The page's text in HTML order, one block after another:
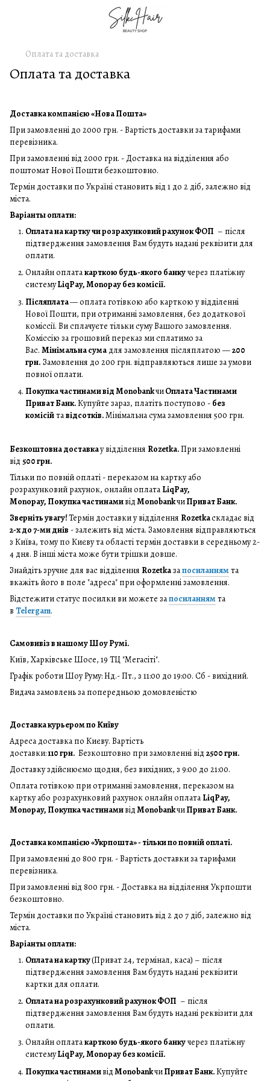
Оплата та доставка
Оплата та доставка
Доставка компанією «Нова Пошта»
При замовленні до 2000 грн. - Вартість доставки за тарифами
перевізника.
При замовленні від 2000 грн. - Доставка на відділення або
поштомат Нової Пошти безкоштовно.
Термін доставки по Україні становить від 1 до 2 діб, залежно від
міста.
Варіанты оплати:
Оплата на картку чи розрахунковий рахунок ФОП – після
підтвердження замовлення Вам будуть надані реквізити для
оплати.
Онлайн оплатакарткою будь-якого банкучерез платіжну
системуLiqPay, Monopay без комісії.
Післяплата— оплата готівкою або карткою у відділенні
Нової Пошти, при отриманні замовлення, без додаткової
коміссії. Ви сплачуєте тільки суму Вашого замовлення.
Коміссію за грошовий переказ ми сплатимо за
Вас. Мінімальна сума для замовлення післяплатою —200
грн. Замовлення до 200 грн. відправляються лише за умови
повної оплати.
Покупка частинами від MonobankчиОплата Частинами
Приват Банк.Купуйте зараз, платіть поступово - без
комісійтавідсотків.Мінімальна сума замовлення 500 грн.
Безкоштовна доставкау відділення Rozetka.При замовленні
від 500 грн.
Тільки по повній оплаті - переказом на картку або
розрахунковий рахунок, онлайн оплата LiqPay,
Monopay, Покупка частинамивідMonobankчиПриват Банк.
Зверніть увагу!Термін доставки у відділення Rozetkaскладає від
2-х до 7-ми днів - залежить від міста. Замовлення відправляються
з Київа, тому по Києву та області термін доставки в середньому 2-
4 дня. В інші міста може бути трішки довше.
Знайдіть зручне для вас відділення Rozetkaзапосиланнямта
вкажіть його в поле "адреса" при оформленні замовлення.
Відстежити статус посилки ви можете запосиланнямта
в Telergam.
Самовивіз в нашому Шоу Румі.
Київ, Харківське Шосе, 19 ТЦ "Мегасіті".
Графік роботи Шоу Руму: Нд.- Пт., з 11:00 до 19:00. Сб - вихідний.
Видача замовлень за попередньою домовленістю
Доставка курьером по Київу
Адреса доставка по Києву. Вартість
доставки:110 грн. Безкоштовно при замовленні від 2500 грн.
Доставку здійснюємо щодня, без вихідних, з 9:00 до 21:00.
Оплата готівкою при отриманні замовлення, переказом на
картку або розрахунковий рахунок онлайн оплата LiqPay,
Monopay, Покупка частинамивідMonobankчиПриват Банк.
Доставка компанією «Укрпошта» - тільки по повній оплаті.
При замовленні до 800 грн. - Вартість доставки за тарифами
перевізника.
При замовленні від 800 грн. - Доставка на відділення Укрпошти
безкоштовно.
Термін доставки по Україні становить від 2 до 7 діб, залежно від
міста.
Варіанты оплати:
Оплата на картку(Приват 24, термінал, каса) – після
підтвердження замовлення Вам будуть надані реквізити
картки для оплати.
Оплата на розрахунковий рахунок ФОП – після
підтвердження замовлення Вам будуть надані реквізити для
оплати.
Онлайн оплатакарткою будь-якого банкучерез платіжну
системуLiqPay, Monopay без комісії.
Покупка частинамивідMonobankчиПриват Банк.Купуйте